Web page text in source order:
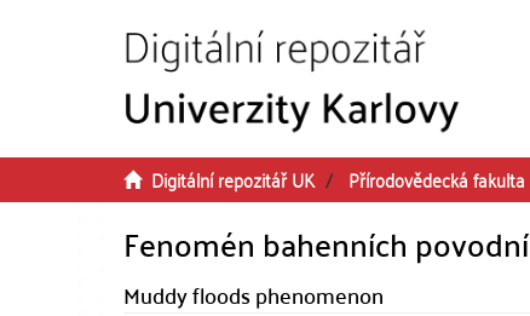
Digitální repozitář UK Přírodovědecká fakulta
Fenomén bahenních povodní
Muddy floods phenomenon